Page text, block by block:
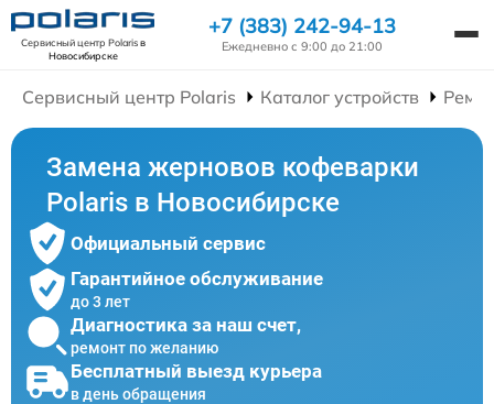
Сервисный центр Polarisв
Новосибирске
+7 (383) 242-94-13
Ежедневно с 9:00 до 21:00
Сервисный центр Polaris Каталог устройств
Замена жерновов кофеварки
Polaris в Новосибирске
Официальный сервис
Гарантийное обслуживание
до 3 лет
Диагностика за наш счет,
ремонт по желанию
Бесплатный выезд курьера
в день обращения